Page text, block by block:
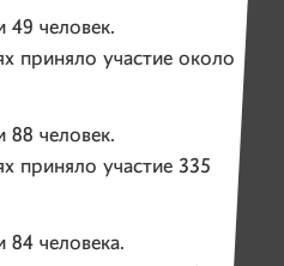
49 человек.
приняло участие около
88 человек.
приняло участие 335
84 человека.